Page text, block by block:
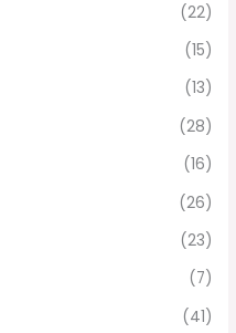
(22)
(15)
(13)
(28)
(16)
(26)
(23)
(7)
(41)